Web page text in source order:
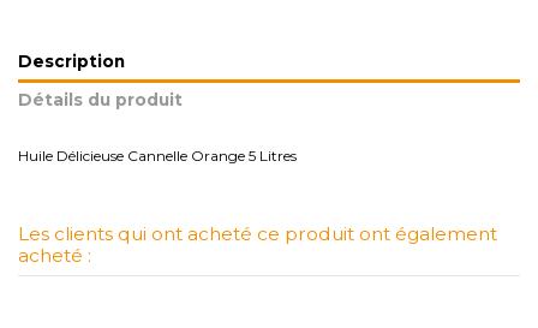
Description
Détails du produit
Huile Délicieuse Cannelle Orange 5 Litres
Les clients qui ont acheté ce produit ont également
acheté :